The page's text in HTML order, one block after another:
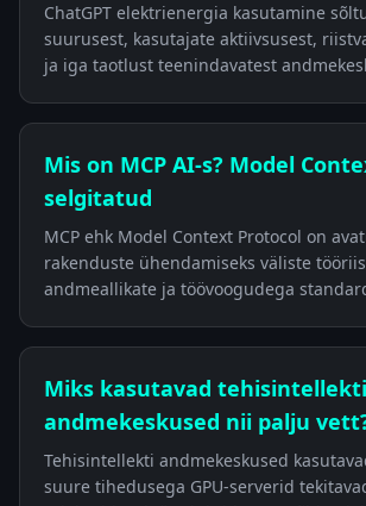
ChatGPT elektrienergia kasutamine
suurusest, kasutajate aktiivsusest,
ja iga taotlust teenindavatest
Mis on MCP AI-s? Model
selgitatud
MCP ehk Model Context Protocol on
rakenduste ühendamiseks väliste
andmeallikate ja töövoogudega
Miks kasutavad tehisintellekti
andmekeskused nii palju
Tehisintellekti andmekeskused
suure tihedusega GPU-serverid